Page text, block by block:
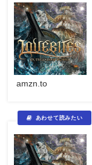
amzn.to